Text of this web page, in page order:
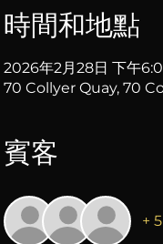
時間和地點
2026年2月28日 下午
70 Collyer Quay, 70
賓客
+